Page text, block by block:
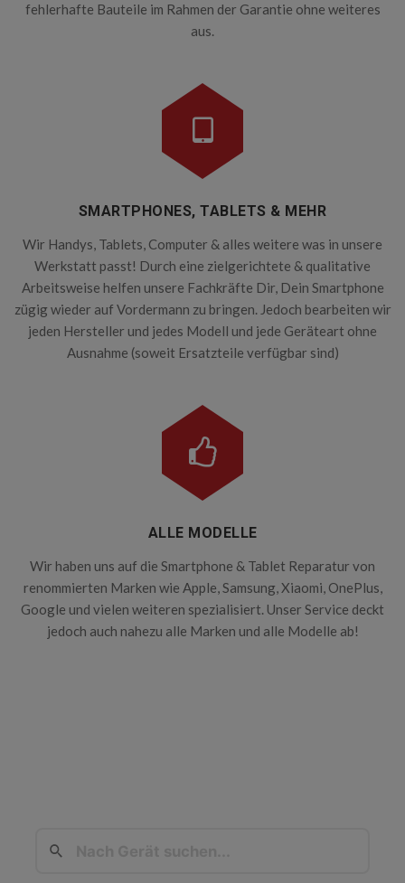
fehlerhafte Bauteile im Rahmen der Garantie ohne weiteres
aus.
SMARTPHONES, TABLETS & MEHR
Wir Handys, Tablets, Computer & alles weitere was in unsere
Werkstatt passt! Durch eine zielgerichtete & qualitative
Arbeitsweise helfen unsere Fachkräfte Dir, Dein Smartphone
zügig wieder auf Vordermann zu bringen. Jedoch bearbeiten wir
jeden Hersteller und jedes Modell und jede Geräteart ohne
Ausnahme (soweit Ersatzteile verfügbar sind)
ALLE MODELLE
Wir haben uns auf die Smartphone & Tablet Reparatur von
renommierten Marken wie Apple, Samsung, Xiaomi, OnePlus,
Google und vielen weiteren spezialisiert. Unser Service deckt
jedoch auch nahezu alle Marken und alle Modelle ab!